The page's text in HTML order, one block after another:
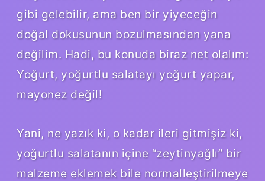
gibi gelebilir, ama ben bir yiyeceğin
doğal dokusunun bozulmasından yana
değilim. Hadi, bu konuda biraz net olalım:
Yoğurt, yoğurtlu salatayı yoğurt yapar,
mayonez değil!
Yani, ne yazık ki, o kadar ileri gitmişiz ki,
yoğurtlu salatanın içine “zeytinyağlı” bir
malzeme eklemek bile normalleştirilmeye